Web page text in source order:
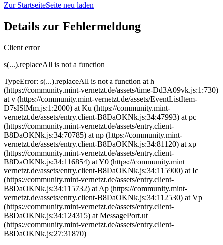
Zur StartseiteSeite neu laden
Details zur Fehlermeldung
Client error
s(...).replaceAll is not a function
TypeError: s(...).replaceAll is not a function at h
(https://community.mint-vernetzt.de/assets/time-Dd3A09vk.js:1:730)
at v (https://community.mint-vernetzt.de/assets/EventListItem-
D7sISlMm.js:1:2000) at Ku (https://community.mint-
vernetzt.de/assets/entry.client-B8DaOKNk.js:34:47993) at pc
(https://community.mint-vernetzt.de/assets/entry.client-
B8DaOKNk.js:34:70785) at np (https://community.mint-
vernetzt.de/assets/entry.client-B8DaOKNk.js:34:81120) at xp
(https://community.mint-vernetzt.de/assets/entry.client-
B8DaOKNk.js:34:116854) at Y0 (https://community.mint-
vernetzt.de/assets/entry.client-B8DaOKNk.js:34:115900) at Ic
(https://community.mint-vernetzt.de/assets/entry.client-
B8DaOKNk.js:34:115732) at Ap (https://community.mint-
vernetzt.de/assets/entry.client-B8DaOKNk.js:34:112530) at Vp
(https://community.mint-vernetzt.de/assets/entry.client-
B8DaOKNk.js:34:124315) at MessagePort.ut
(https://community.mint-vernetzt.de/assets/entry.client-
B8DaOKNk.js:27:31870)